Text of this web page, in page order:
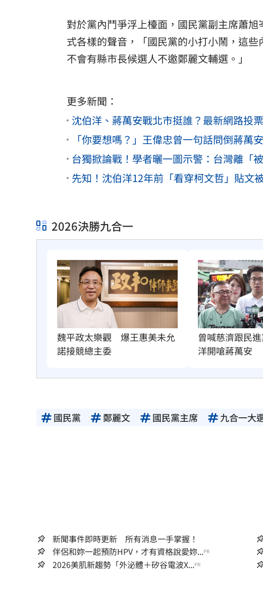
對於黨內鬥爭浮上檯面，國民黨副主席蕭
式各樣的聲音，「國民黨的小打小鬧，這
不會有縣市長候選人不邀鄭麗文輔選。」
更多新聞：
沈伯洋、蔣萬安戰北市挺誰？最新網路
「你要想嗎？」王偉忠曾一句話問倒蔣
台獨掀論戰！學者曬一圖示警：台灣離「
先知！沈伯洋12年前「看穿柯文哲」貼
2026決勝九合一
魏平政太樂觀　爆王惠美未允
諾接競總主委
曾喊慈濟跟民
洋開嗆蔣萬安
國民黨 鄭麗文 國民黨主席 九合一大
新聞事件即時更新 所有消息一手掌握！
伴侶和妳一起預防HPV，才有資格說愛妳...PR
2026美肌新趨勢「外泌體＋矽谷電波X...PR